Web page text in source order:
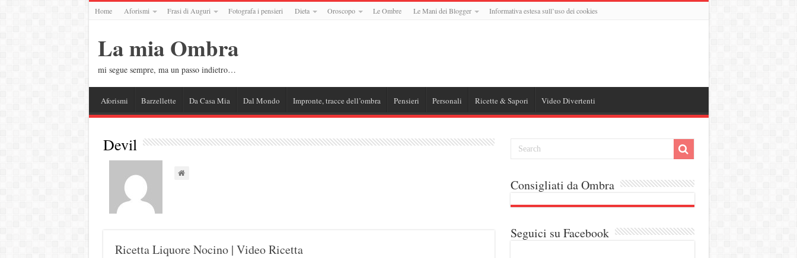
Home Aforismi Frasi di Auguri Fotografa i pensieri Dieta Oroscopo Le Ombre Le Mani dei Blogger Informativa estesa sull’uso dei cookies
La mia Ombra
mi segue sempre, ma un passo indietro…
Aforismi Barzellette Da Casa Mia Dal Mondo Impronte, tracce dell’ombra Pensieri Personali Ricette & Sapori Video Divertenti
Devil
Ricetta Liquore Nocino | Video Ricetta
Consigliati da Ombra
Seguici su Facebook